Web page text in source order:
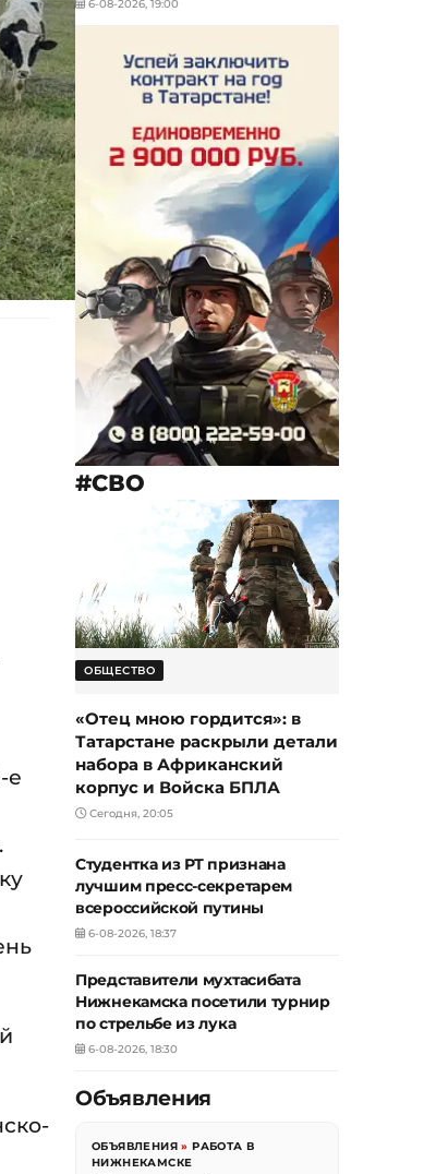
е
6-08-2026, 19:00
#СВО
ОБЩЕСТВО
«Отец мною гордится»: в
Татарстане раскрыли детали
набора в Африканский
корпус и Войска БПЛА
Сегодня, 20:05
Студентка из РТ признана
лучшим пресс-секретарем
всероссийской путины
6-08-2026, 18:37
Представители мухтасибата
Нижнекамска посетили турнир
по стрельбе из лука
6-08-2026, 18:30
Объявления
ОБЪЯВЛЕНИЯ »РАБОТА В
НИЖНЕКАМСКЕ